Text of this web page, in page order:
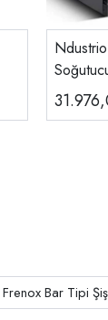
Frenox Bar Tipi